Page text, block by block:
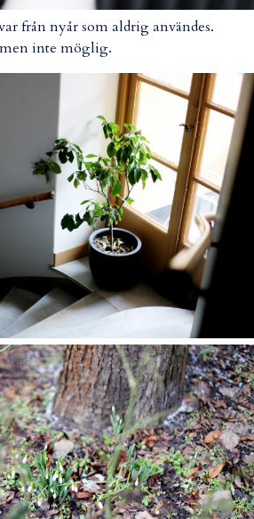
från nyår som aldrig användes.
inte möglig.